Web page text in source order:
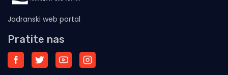
Jadranski web portal
Pratite nas